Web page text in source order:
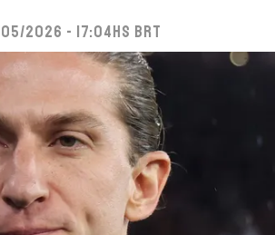
05/2026 - 17:04hs BRT